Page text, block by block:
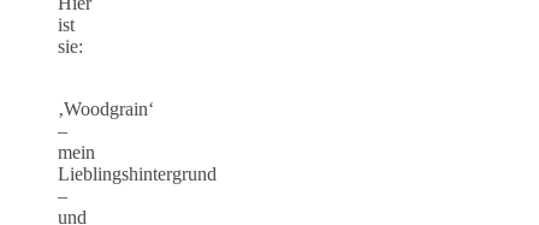
ist
sie:
‚Woodgrain‘
–
mein
Lieblingshintergrund
–
und